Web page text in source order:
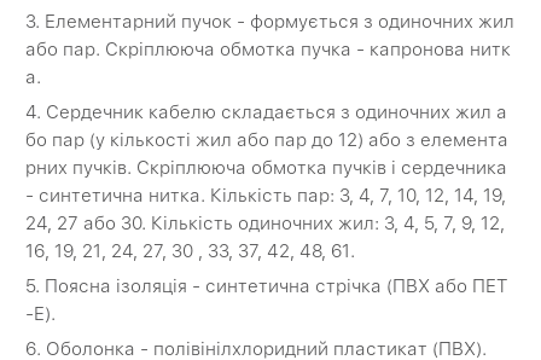
3. Елементарний пучок - формується з одиночних жил
або пар. Скріплююча обмотка пучка - капронова нитк
а.
4. Сердечник кабелю складається з одиночних жил а
бо пар (у кількості жил або пар до 12) або з елемента
рних пучків. Скріплююча обмотка пучків і сердечника
- синтетична нитка. Кількість пар: 3, 4, 7, 10, 12, 14, 19,
24, 27 або 30. Кількість одиночних жил: 3, 4, 5, 7, 9, 12,
16, 19, 21, 24, 27, 30 , 33, 37, 42, 48, 61.
5. Поясна ізоляція - синтетична стрічка (ПВХ або ПЕТ
-Е).
6. Оболонка - полівінілхлоридний пластикат (ПВХ).